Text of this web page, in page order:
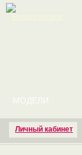
Личный кабинет
МОДЕЛИ